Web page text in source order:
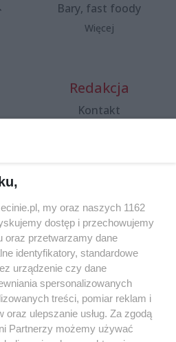
Bary, fast foody
Więcej
Redakcja
Kontakt
Specjalny koncert z okazji
20. urodzin portalu
wSzczecinie.pl
Regulamin konkursów
śniadaniówka "Hej
Szczecin! Jest piątek!"
my oraz naszych 1162
dostęp i przechowujemy
oraz przetwarzamy dane
identyfikatory, standardowe
urządzenie czy dane
spersonalizowanych
treści, pomiar reklam i
oraz ulepszanie usług. Za zgodą
Partnerzy możemy używać